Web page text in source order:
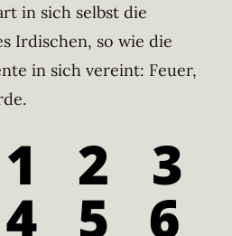
in sich selbst die
Irdischen, so wie die
in sich vereint: Feuer,